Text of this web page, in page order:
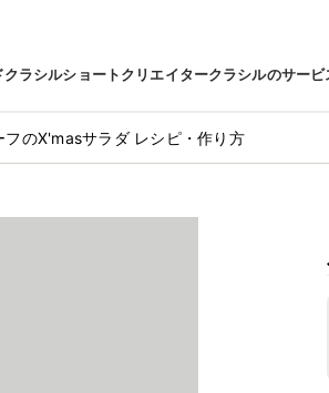
クラシルショートクリエイタークラシルのサービ
フのX'masサラダ レシピ・作り方